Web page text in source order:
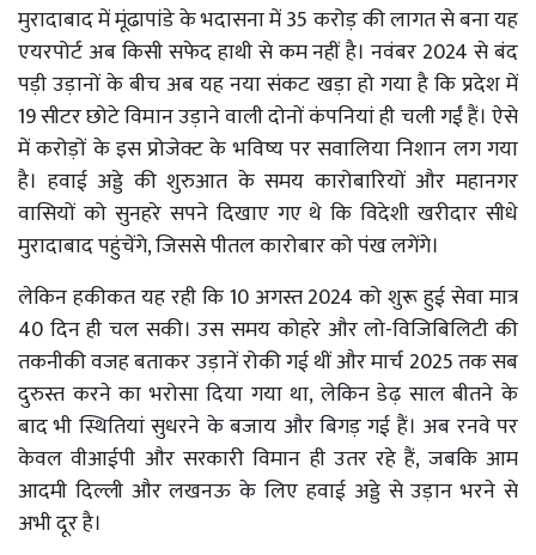
मुरादाबाद में मूंढापांडे के भदासना में 35 करोड़ की लागत से बना यह
एयरपोर्ट अब किसी सफेद हाथी से कम नहीं है। नवंबर 2024 से बंद
पड़ी उड़ानों के बीच अब यह नया संकट खड़ा हो गया है कि प्रदेश में
19 सीटर छोटे विमान उड़ाने वाली दोनों कंपनियां ही चली गईं हैं। ऐसे
में करोड़ों के इस प्रोजेक्ट के भविष्य पर सवालिया निशान लग गया
है। हवाई अड्डे की शुरुआत के समय कारोबारियों और महानगर
वासियों को सुनहरे सपने दिखाए गए थे कि विदेशी खरीदार सीधे
मुरादाबाद पहुंचेंगे, जिससे पीतल कारोबार को पंख लगेंगे।
लेकिन हकीकत यह रही कि 10 अगस्त 2024 को शुरू हुई सेवा मात्र
40 दिन ही चल सकी। उस समय कोहरे और लो-विजिबिलिटी की
तकनीकी वजह बताकर उड़ानें रोकी गई थीं और मार्च 2025 तक सब
दुरुस्त करने का भरोसा दिया गया था, लेकिन डेढ़ साल बीतने के
बाद भी स्थितियां सुधरने के बजाय और बिगड़ गई हैं। अब रनवे पर
केवल वीआईपी और सरकारी विमान ही उतर रहे हैं, जबकि आम
आदमी दिल्ली और लखनऊ के लिए हवाई अड्डे से उड़ान भरने से
अभी दूर है।